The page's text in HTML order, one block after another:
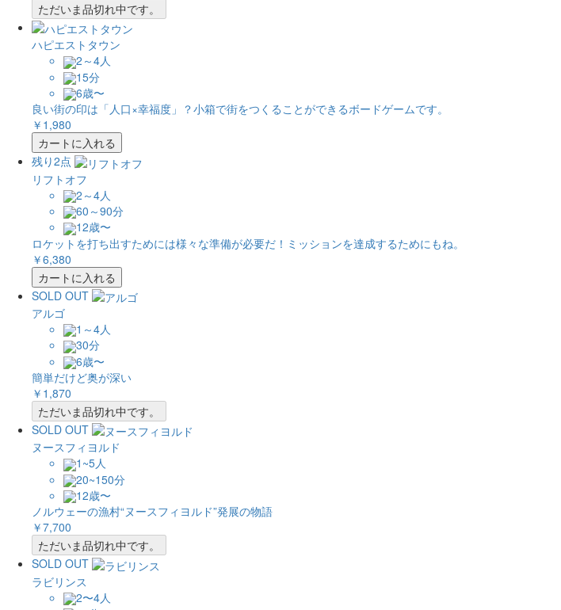
ただいま品切れ中です。
ハピエストタウン
2～4人
15分
6歳〜
良い街の印は「人口×幸福度」？小箱で街をつくることができるボードゲームです。
￥1,980
カートに入れる
残り2点
リフトオフ
2～4人
60～90分
12歳〜
ロケットを打ち出すためには様々な準備が必要だ！ミッションを達成するためにもね。
￥6,380
カートに入れる
SOLD OUT
アルゴ
1～4人
30分
6歳〜
簡単だけど奥が深い
￥1,870
ただいま品切れ中です。
SOLD OUT
ヌースフィヨルド
1~5人
20~150分
12歳〜
ノルウェーの漁村“ヌースフィヨルド”発展の物語
￥7,700
ただいま品切れ中です。
SOLD OUT
ラビリンス
2〜4人